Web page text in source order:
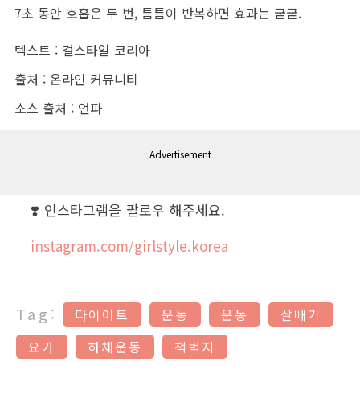
7초 동안 호흡은 두 번, 틈틈이 반복하면 효과는 굳굳.
텍스트 : 걸스타일 코리아
출처 : 온라인 커뮤니티
소스 출처 : 언파
Advertisement
❣️ 인스타그램을 팔로우 해주세요.
instagram.com/girlstyle.korea
Tag: 다이어트 운동 운동
살빼기
요가
하체운동 책벅지